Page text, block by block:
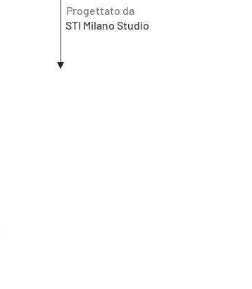
Progettato da
STI Milano Studio